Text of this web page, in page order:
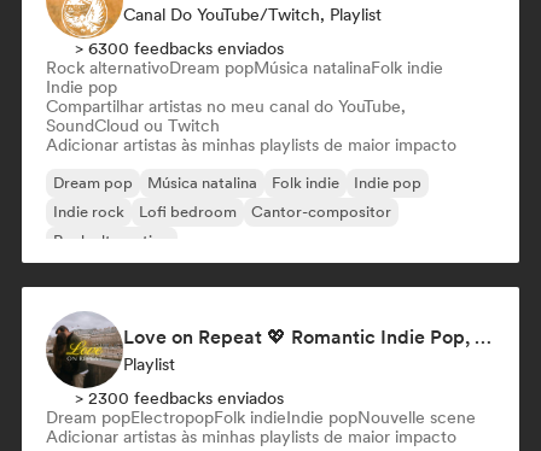
Canal Do YouTube/Twitch, Playlist
> 6300 feedbacks enviados
Rock alternativoDream popMúsica natalinaFolk indie
Indie pop
Compartilhar artistas no meu canal do YouTube,
SoundCloud ou Twitch
Adicionar artistas às minhas playlists de maior impacto
Dream pop Música natalina Folk indie
Indie pop
Indie rock
Lofi bedroom
Cantor-compositor
Rock alternativo
Love on Repeat 💖 Romantic Indie Pop, Neo Soul & Singer-Songwriter
Playlist
> 2300 feedbacks enviados
Dream popElectropopFolk indieIndie popNouvelle scene
Adicionar artistas às minhas playlists de maior impacto